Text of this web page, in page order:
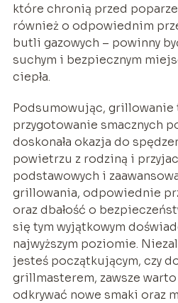
które chronią przed
również o odpowiednim
butli gazowych – powinny
suchym i bezpiecznym
ciepła.
Podsumowując, grillowanie
przygotowanie smacznych
doskonała okazja do
powietrzu z rodziną i
podstawowych i
grillowania, odpowiednie
oraz dbałość o
się tym wyjątkowym
najwyższym poziomie.
jesteś początkującym, czy
grillmasterem, zawsze
odkrywać nowe smaki oraz